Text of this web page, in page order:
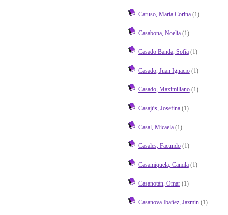
Caruso, María Corina(1)
Casabona, Noelia(1)
Casado Banda, Sofía(1)
Casado, Juan Ignacio(1)
Casado, Maximiliano(1)
Casajús, Josefina(1)
Casal, Micaela(1)
Casales, Facundo(1)
Casamiquela, Camila(1)
Casanotán, Omar(1)
Casanova Ibañez, Jazmín(1)